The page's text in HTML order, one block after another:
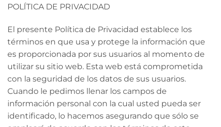
POLÍTICA DE PRIVACIDAD
El presente Política de Privacidad establece los
términos en que usa y protege la información que
es proporcionada por sus usuarios al momento de
utilizar su sitio web. Esta web está comprometida
con la seguridad de los datos de sus usuarios.
Cuando le pedimos llenar los campos de
información personal con la cual usted pueda ser
identificado, lo hacemos asegurando que sólo se